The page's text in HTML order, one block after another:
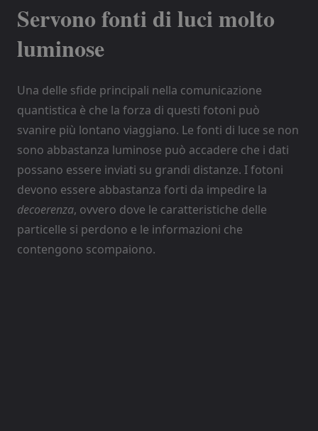
Servono fonti di luci molto
luminose
Una delle sfide principali nella comunicazione
quantistica è che la forza di questi fotoni può
svanire più lontano viaggiano. Le fonti di luce se non
sono abbastanza luminose può accadere che i dati
possano essere inviati su grandi distanze. I fotoni
devono essere abbastanza forti da impedire la
decoerenza, ovvero dove le caratteristiche delle
particelle si perdono e le informazioni che
contengono scompaiono.